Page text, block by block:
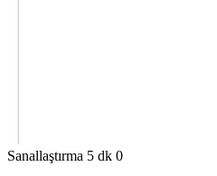
Sanallaştırma 5 dk 0